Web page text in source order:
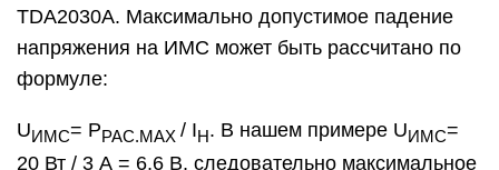
TDA2030A. Максимально допустимое падение
напряжения на ИМС может быть рассчитано по
формуле:
UИМС= РРАС.МАХ / IН. В нашем примере UИМС=
20 Вт / 3 А = 6,6 В, следовательно максимальное